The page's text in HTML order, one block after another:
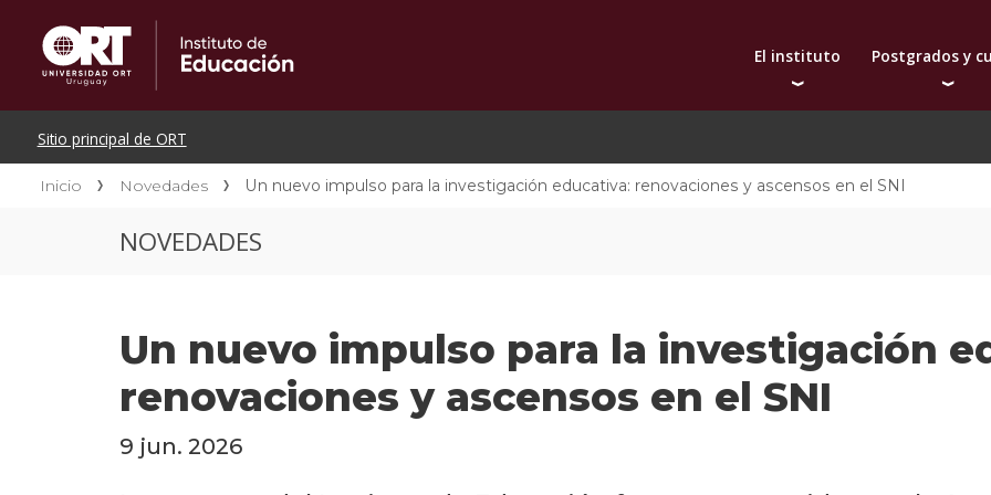
El instituto
Autoridades
Postgrados y
Doctorado
Diplomas
Inicio Novedades Un nuevo impulso para la investigación educativa: renovaciones y ascensos en el SNI
NOVEDADES
Un nuevo impulso para la investigación
renovaciones y ascensos en el SNI
9 jun. 2026